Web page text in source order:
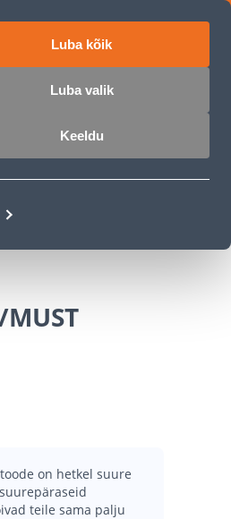
Luba kõik
Luba valik
Keeldu
on hetkel suure
teile sama palju